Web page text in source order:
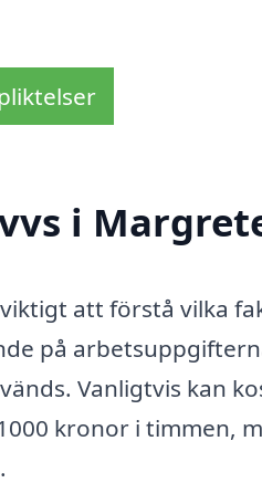
i
att förstå vilka
på
Vanligtvis kan
kronor i timmen,